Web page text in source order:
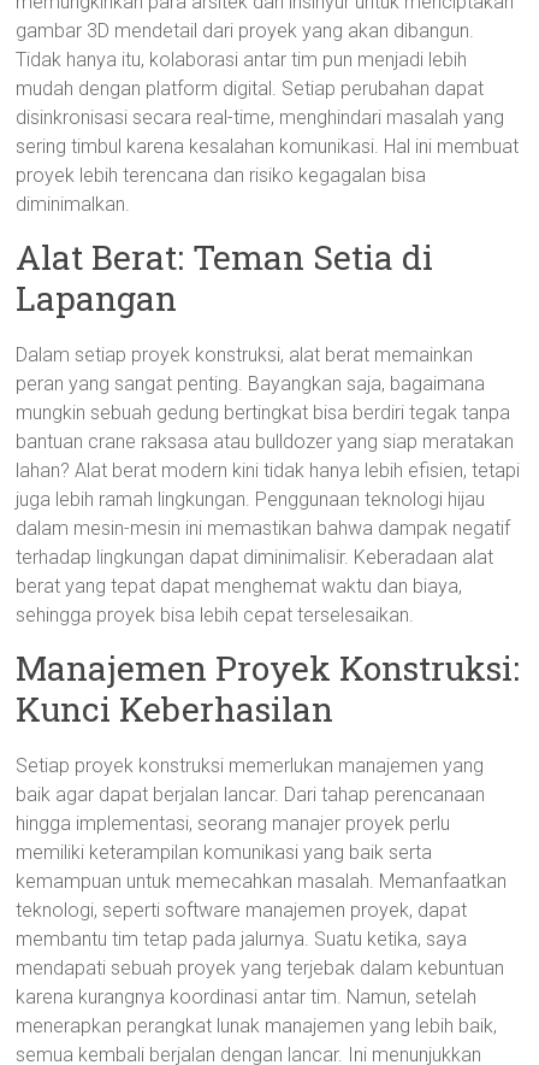
gambar 3D mendetail dari proyek yang akan dibangun.
Tidak hanya itu, kolaborasi antar tim pun menjadi lebih
mudah dengan platform digital. Setiap perubahan dapat
disinkronisasi secara real-time, menghindari masalah yang
sering timbul karena kesalahan komunikasi. Hal ini membuat
proyek lebih terencana dan risiko kegagalan bisa
diminimalkan.
Alat Berat: Teman Setia di
Lapangan
Dalam setiap proyek konstruksi, alat berat memainkan
peran yang sangat penting. Bayangkan saja, bagaimana
mungkin sebuah gedung bertingkat bisa berdiri tegak tanpa
bantuan crane raksasa atau bulldozer yang siap meratakan
lahan? Alat berat modern kini tidak hanya lebih efisien, tetapi
juga lebih ramah lingkungan. Penggunaan teknologi hijau
dalam mesin-mesin ini memastikan bahwa dampak negatif
terhadap lingkungan dapat diminimalisir. Keberadaan alat
berat yang tepat dapat menghemat waktu dan biaya,
sehingga proyek bisa lebih cepat terselesaikan.
Manajemen Proyek Konstruksi:
Kunci Keberhasilan
Setiap proyek konstruksi memerlukan manajemen yang
baik agar dapat berjalan lancar. Dari tahap perencanaan
hingga implementasi, seorang manajer proyek perlu
memiliki keterampilan komunikasi yang baik serta
kemampuan untuk memecahkan masalah. Memanfaatkan
teknologi, seperti software manajemen proyek, dapat
membantu tim tetap pada jalurnya. Suatu ketika, saya
mendapati sebuah proyek yang terjebak dalam kebuntuan
karena kurangnya koordinasi antar tim. Namun, setelah
menerapkan perangkat lunak manajemen yang lebih baik,
semua kembali berjalan dengan lancar. Ini menunjukkan